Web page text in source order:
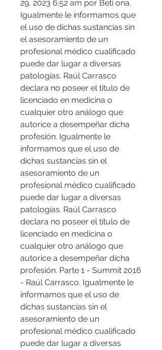
29, 2023 6:52 am por Beti ona.
Igualmente le informamos que
el uso de dichas sustancias sin
el asesoramiento de un
profesional médico cualificado
puede dar lugar a diversas
patologías. Raúl Carrasco
declara no poseer el título de
licenciado en medicina o
cualquier otro análogo que
autorice a desempeñar dicha
profesión. Igualmente le
informamos que el uso de
dichas sustancias sin el
asesoramiento de un
profesional médico cualificado
puede dar lugar a diversas
patologías. Raúl Carrasco
declara no poseer el título de
licenciado en medicina o
cualquier otro análogo que
autorice a desempeñar dicha
profesión. Parte 1 - Summit 2016
- Raúl Carrasco. Igualmente le
informamos que el uso de
dichas sustancias sin el
asesoramiento de un
profesional médico cualificado
puede dar lugar a diversas